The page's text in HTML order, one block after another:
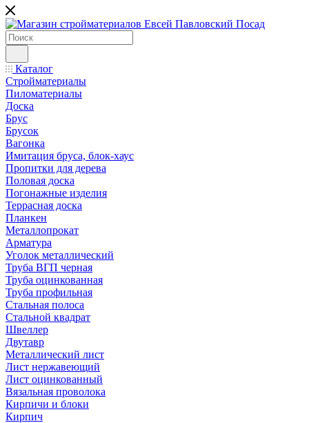
Каталог
Стройматериалы
Пиломатериалы
Доска
Брус
Брусок
Вагонка
Имитация бруса, блок-хаус
Пропитки для дерева
Половая доска
Погонажные изделия
Террасная доска
Планкен
Металлопрокат
Арматура
Уголок металлический
Труба ВГП черная
Труба оцинкованная
Труба профильная
Стальная полоса
Стальной квадрат
Швеллер
Двутавр
Металлический лист
Лист нержавеющий
Лист оцинкованный
Вязальная проволока
Кирпичи и блоки
Кирпич